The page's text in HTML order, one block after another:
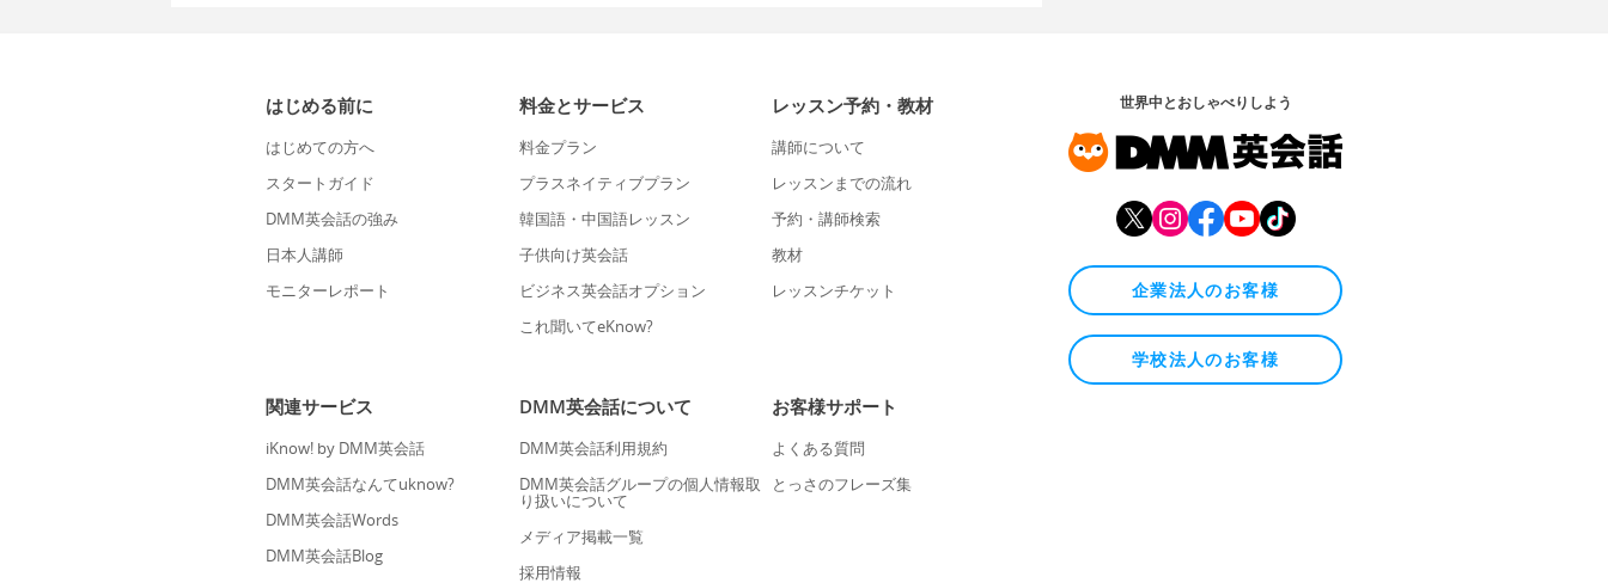
はじめる前に
はじめての方へ
スタートガイド
DMM英会話の強み
日本人講師
モニターレポート
料金とサービス
料金プラン
プラスネイティブプラン
韓国語・中国語レッスン
子供向け英会話
ビジネス英会話オプション
これ聞いてeKnow?
レッスン予約・教材
講師について
レッスンまでの流れ
予約・講師検索
教材
レッスンチケット
関連サービス
iKnow! by DMM英会話
DMM英会話なんてuknow?
DMM英会話Words
DMM英会話Blog
DMM英会話について
DMM英会話利用規約
DMM英会話グループの個人情報取
り扱いについて
メディア掲載一覧
採用情報
お客様サポート
よくある質問
とっさのフレーズ集
世界中とおしゃべりしよう
企業法人のお客様
学校法人のお客様